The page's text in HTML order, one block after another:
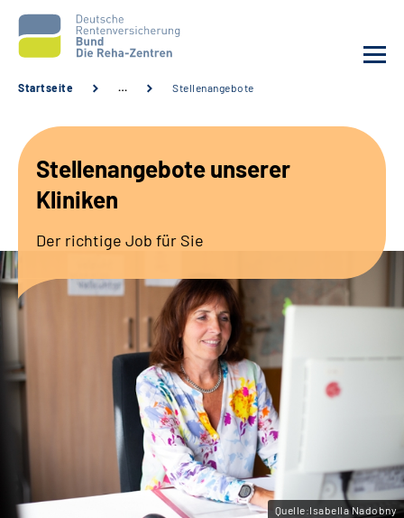
Unsere Kliniken
Sozialdienste & Zuweisende
Erweiterte Suche
Gebärdensprache
Leichte Sprache
Startseite … Stellenangebote
Stellenangebote unserer
Kliniken
Der richtige Job für Sie
Quelle:Isabella Nadobny